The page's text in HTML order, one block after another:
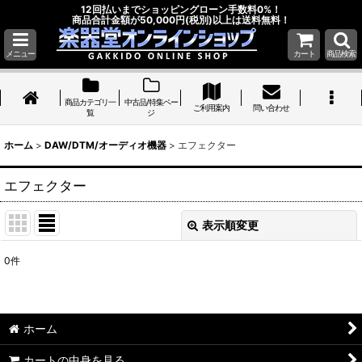
12回払いまでショッピングローン手数料0%！
商品合計金額が50,000円(税別)以上は送料無料！
メニュー カート 商品検索
商品カテゴリ一
覧
中古品/特集ペー
ジ
ご利用案内 問い合わせ
ホーム > DAW/DTM/オーディオ機器 > エフェクター
エフェクター
表示順変更
並び順:
0件
ホーム